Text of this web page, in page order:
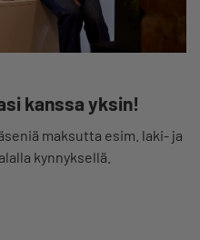
kanssa yksin!
maksutta esim. laki- ja
kynnyksellä.